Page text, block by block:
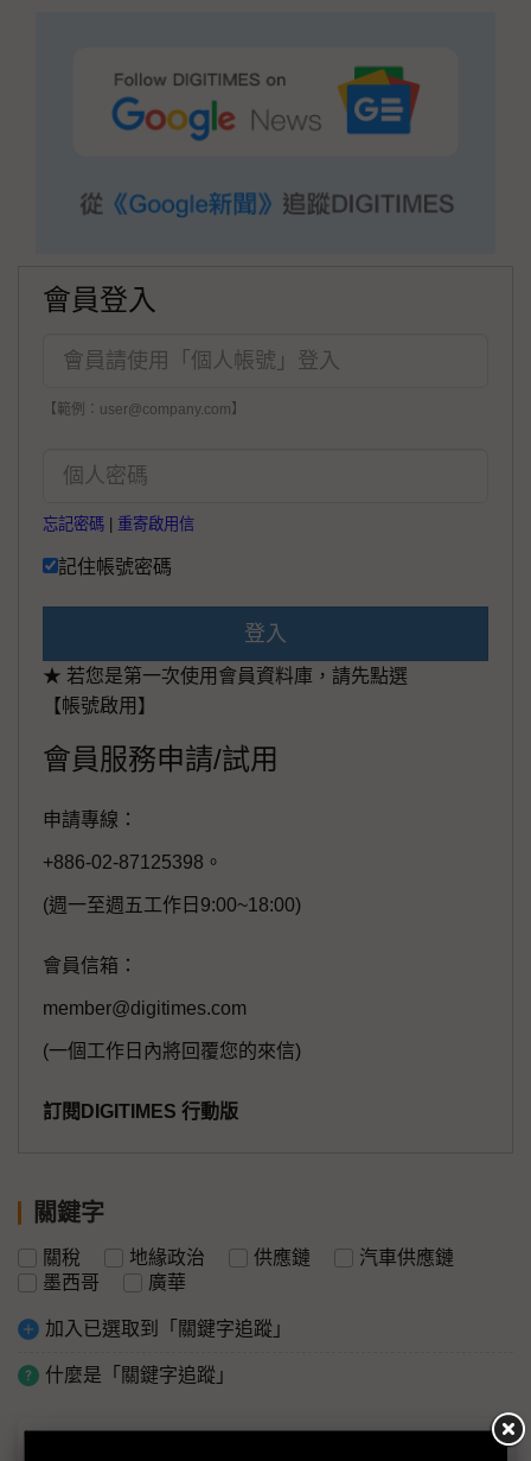
會員登入
【範例：user@company.com】
忘記密碼 重寄啟用信
記住帳號密碼
登入
★ 若您是第一次使用會員資料庫，請先點選
【帳號啟用】
會員服務申請/試用
申請專線：
+886-02-87125398。
(週一至週五工作日9:00~18:00)
會員信箱：
member@digitimes.com
(一個工作日內將回覆您的來信)
訂閱DIGITIMES 行動版
關鍵字
關稅 地緣政治 供應鏈
汽車供應鏈
墨西哥
廣華
加入已選取到「關鍵字追蹤」
什麼是「關鍵字追蹤」